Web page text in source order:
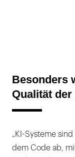
Besonders
Qualität der
„KI-Systeme
dem Code ab,